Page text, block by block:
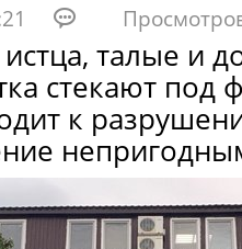
талые и
стекают под
к